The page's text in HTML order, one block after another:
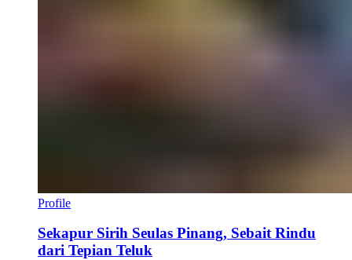
Profile
Sekapur Sirih Seulas Pinang, Sebait Rindu
dari Tepian Teluk